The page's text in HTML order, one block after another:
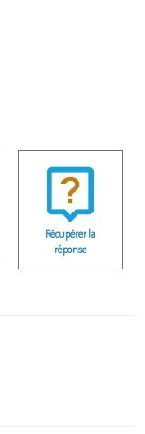
Récupérer la
réponse